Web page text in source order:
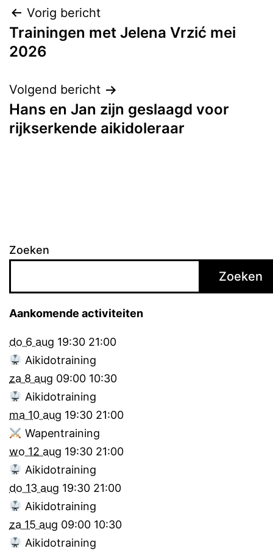
Bericht
navigatie
Vorig bericht
Trainingen met Jelena Vrzić mei
2026
Volgend bericht
Hans en Jan zijn geslaagd voor
rijkserkende aikidoleraar
Zoeken
Zoeken
Aankomende activiteiten
do 6 aug 19:30 21:00
Aikidotraining
za 8 aug 09:00 10:30
Aikidotraining
ma 10 aug 19:30 21:00
Wapentraining
wo 12 aug 19:30 21:00
Aikidotraining
do 13 aug 19:30 21:00
Aikidotraining
za 15 aug 09:00 10:30
Aikidotraining